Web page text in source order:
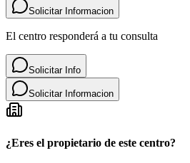
Solicitar Informacion
El centro responderá a tu consulta
Solicitar Info
Solicitar Informacion
¿Eres el propietario de este centro?